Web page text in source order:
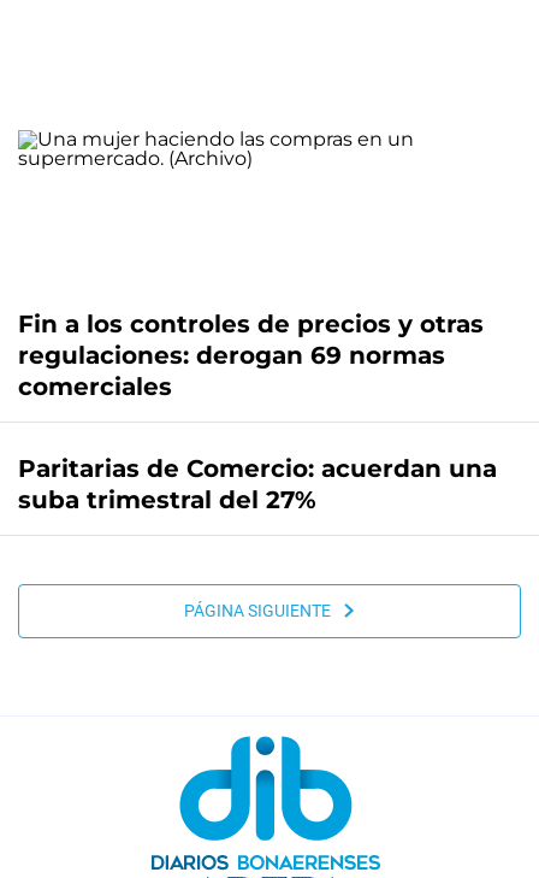
Fin a los controles de precios y otras
regulaciones: derogan 69 normas
comerciales
Paritarias de Comercio: acuerdan una
suba trimestral del 27%
PÁGINA SIGUIENTE